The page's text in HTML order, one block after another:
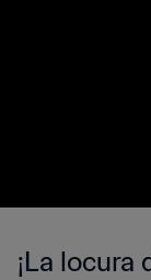
¡La locura